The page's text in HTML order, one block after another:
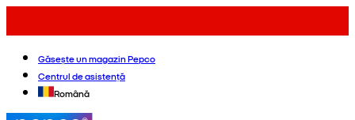
Găsește un magazin Pepco
Centrul de asistență
Română